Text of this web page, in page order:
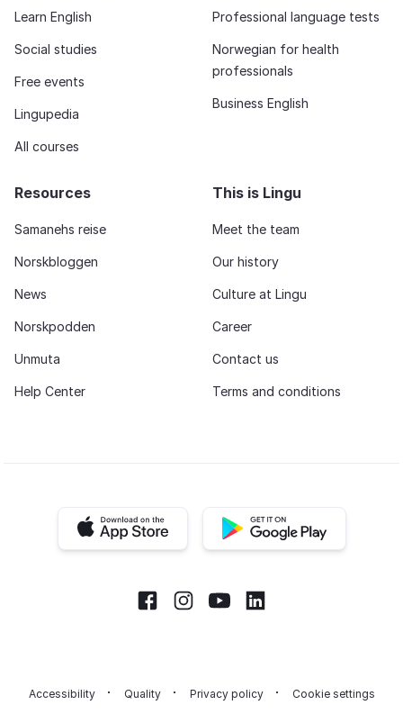
Learn English
Social studies
Free events
Lingupedia
All courses
Professional language tests
Norwegian for health
professionals
Business English
Resources
Samanehs reise
Norskbloggen
News
Norskpodden
Unmuta
Help Center
This is Lingu
Meet the team
Our history
Culture at Lingu
Career
Contact us
Terms and conditions
iOS app Android app
FacebookInstagram
YoutubeLinkedIn
Accessibility Quality Privacy policy Cookie settings